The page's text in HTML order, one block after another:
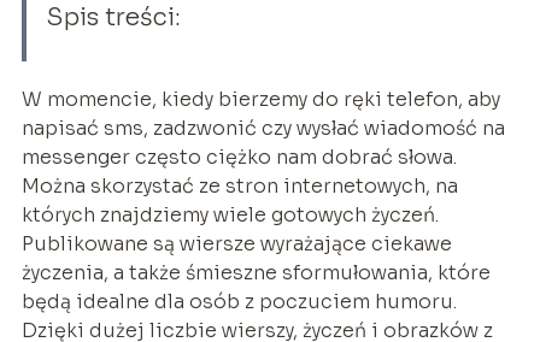
Spis treści:
W momencie, kiedy bierzemy do ręki telefon, aby
napisać sms, zadzwonić czy wysłać wiadomość na
messenger często ciężko nam dobrać słowa.
Można skorzystać ze stron internetowych, na
których znajdziemy wiele gotowych życzeń.
Publikowane są wiersze wyrażające ciekawe
życzenia, a także śmieszne sformułowania, które
będą idealne dla osób z poczuciem humoru.
Dzięki dużej liczbie wierszy, życzeń i obrazków z